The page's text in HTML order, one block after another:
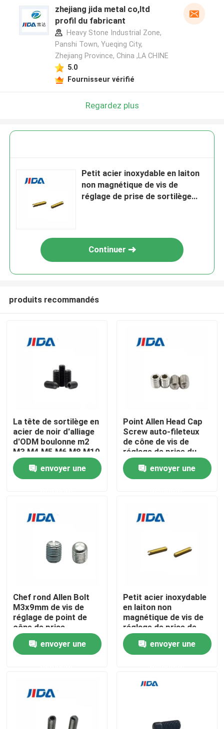
À la maison
Produits
Visite de l'usine
Contrôle qualité
Nous contacter
cas
Demandez un devis
zhejiang jida metal co,ltd
profil du fabricant
Heavy Stone Industrial Zone,
Panshi Town, Yueqing City,
Zhejiang Province, China ,LA CHINE
5.0
Fournisseur vérifié
Regardez plus
Petit acier inoxydable en laiton
non magnétique de vis de
réglage de prise de sortilège
Continuer
produits recommandés
La tête de sortilège en
acier de noir d'alliage
d'ODM boulonne m2
M3 M4 M5 M6 M8 M10
M12
envoyer une
Point Allen Head Cap
Screw auto-fileteux
de cône de vis de
réglage de prise du
sortilège DIN916
envoyer une
Chef rond Allen Bolt
M3x9mm de vis de
réglage de point de
cône de prise
d'hexagone
envoyer une
Petit acier inoxydable
en laiton non
magnétique de vis de
réglage de prise de
sortilège d'écrou de
ver de M3 9mm
envoyer une